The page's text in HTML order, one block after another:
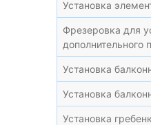
Установка
Фрезеровка для
дополнительного
Установка
Установка
Установка